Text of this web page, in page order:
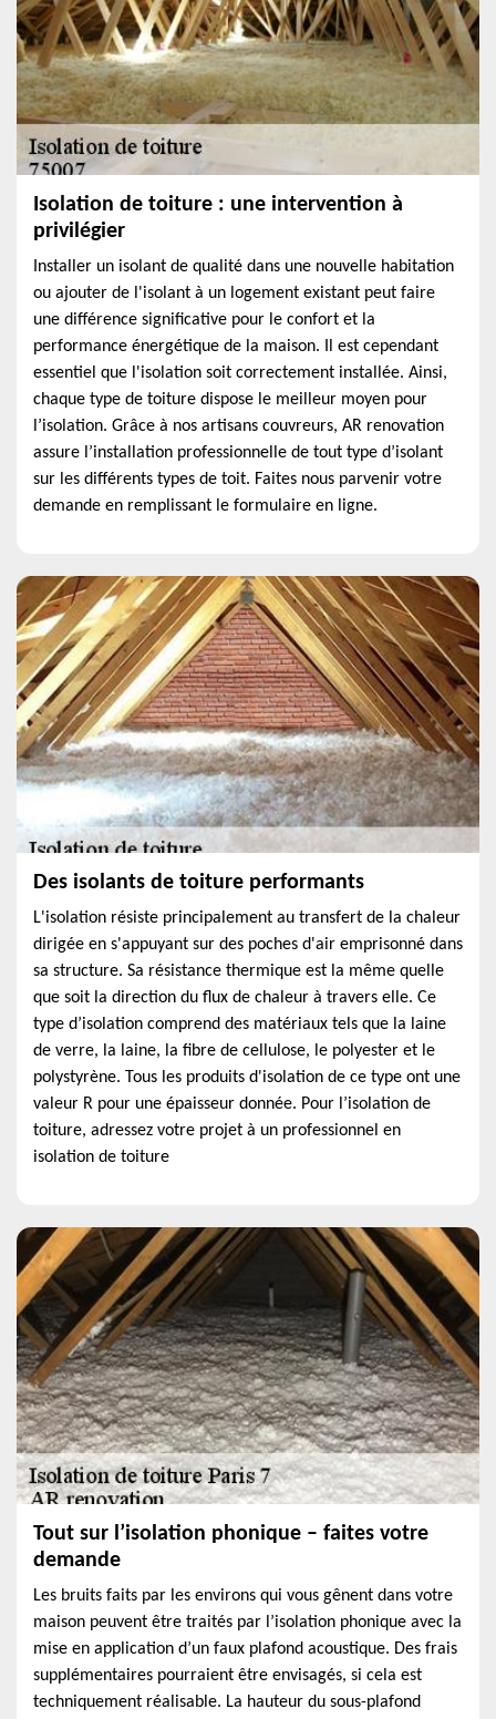
Isolation de toiture : une intervention à
privilégier
Installer un isolant de qualité dans une nouvelle habitation
ou ajouter de l'isolant à un logement existant peut faire
une différence significative pour le confort et la
performance énergétique de la maison. Il est cependant
essentiel que l'isolation soit correctement installée. Ainsi,
chaque type de toiture dispose le meilleur moyen pour
l’isolation. Grâce à nos artisans couvreurs, AR renovation
assure l’installation professionnelle de tout type d’isolant
sur les différents types de toit. Faites nous parvenir votre
demande en remplissant le formulaire en ligne.
Des isolants de toiture performants
L'isolation résiste principalement au transfert de la chaleur
dirigée en s'appuyant sur des poches d'air emprisonné dans
sa structure. Sa résistance thermique est la même quelle
que soit la direction du flux de chaleur à travers elle. Ce
type d’isolation comprend des matériaux tels que la laine
de verre, la laine, la fibre de cellulose, le polyester et le
polystyrène. Tous les produits d'isolation de ce type ont une
valeur R pour une épaisseur donnée. Pour l’isolation de
toiture, adressez votre projet à un professionnel en
isolation de toiture
Tout sur l’isolation phonique – faites votre
demande
Les bruits faits par les environs qui vous gênent dans votre
maison peuvent être traités par l’isolation phonique avec la
mise en application d’un faux plafond acoustique. Des frais
supplémentaires pourraient être envisagés, si cela est
techniquement réalisable. La hauteur du sous-plafond